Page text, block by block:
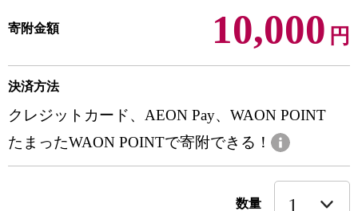
寄附金額 10,000 円
決済方法
クレジットカード、AEON Pay、WAON POINT
たまったWAON POINTで寄附できる！
数量